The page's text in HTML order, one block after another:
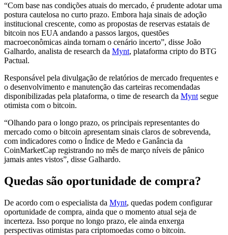
“Com base nas condições atuais do mercado, é prudente adotar uma
postura cautelosa no curto prazo. Embora haja sinais de adoção
institucional crescente, como as propostas de reservas estatais de
bitcoin nos EUA andando a passos largos, questões
macroeconômicas ainda tornam o cenário incerto”, disse João
Galhardo, analista de research da Mynt, plataforma cripto do BTG
Pactual.
Responsável pela divulgação de relatórios de mercado frequentes e
o desenvolvimento e manutenção das carteiras recomendadas
disponibilizadas pela plataforma, o time de research da Mynt segue
otimista com o bitcoin.
“Olhando para o longo prazo, os principais representantes do
mercado como o bitcoin apresentam sinais claros de sobrevenda,
com indicadores como o Índice de Medo e Ganância da
CoinMarketCap registrando no mês de março níveis de pânico
jamais antes vistos”, disse Galhardo.
Quedas são oportunidade de compra?
De acordo com o especialista da Mynt, quedas podem configurar
oportunidade de compra, ainda que o momento atual seja de
incerteza. Isso porque no longo prazo, ele ainda enxerga
perspectivas otimistas para criptomoedas como o bitcoin.